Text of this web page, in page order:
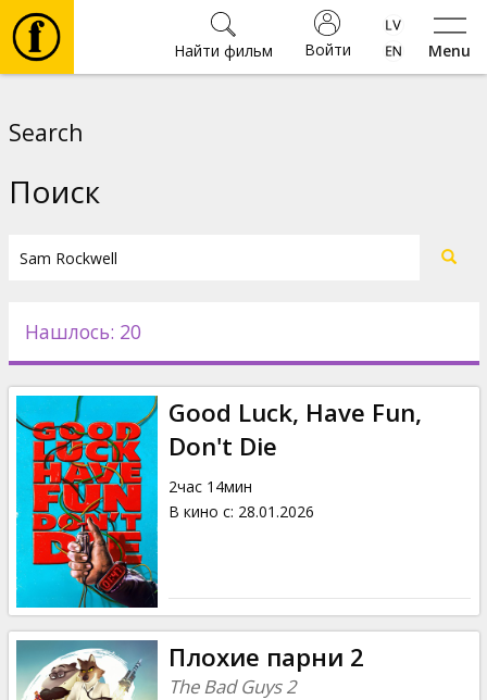
Menu
Войти
Найти фильм
Новости
Подарки
Кинозакуски
B2B
Клуб
Search
Поиск
Нашлось: 20
Good Luck, Have Fun,
Don't Die
2час 14мин
В кино с: 28.01.2026
Плохие парни 2
The Bad Guys 2